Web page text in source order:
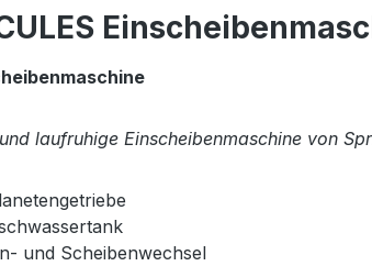
laufruhige Einscheibenmaschine von
und Scheibenwechsel